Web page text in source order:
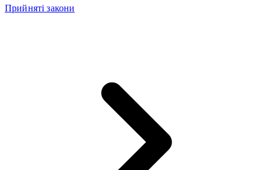
Прийняті закони